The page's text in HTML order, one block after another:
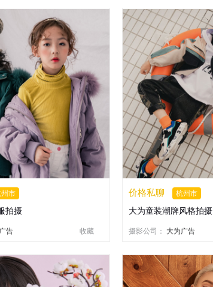
市
拍摄
告 收藏
价格私聊 杭州市
大为童装潮牌风格拍摄
摄影公司： 大为广告